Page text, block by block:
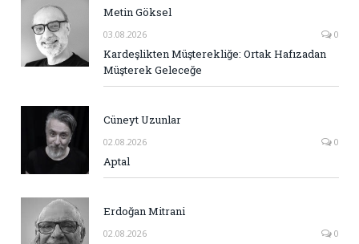
Metin Göksel
03.08.2026 0
Kardeşlikten Müşterekliğe: Ortak Hafızadan
Müşterek Geleceğe
Cüneyt Uzunlar
02.08.2026 0
Aptal
Erdoğan Mitrani
02.08.2026 0